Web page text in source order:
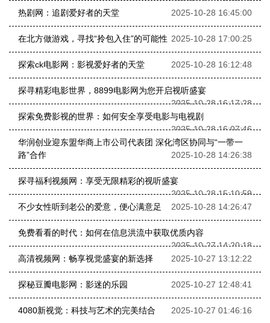
热剧网：追剧爱好者的天堂
2025-10-28 16:45:00
在北方做游戏，寻找“拎包入住”的可能性 2025-10-28 17:00:25
探索ck电影网：影视爱好者的天堂 2025-10-28 16:12:48
探寻精彩电影世界，8899电影网为您开启视听盛宴
2025-10-28 16:17:28
探索免费影视的世界：如何安全享受电影与电视剧
2025-10-28 16:07:46
华润创业迎东盟华商上市公司代表团 深化湾区协同与“一带一
路”合作
2025-10-28 14:26:38
探寻福利视频网：享受无限精彩的视听盛宴
2025-10-28 15:10:59
不少女性听到老公的爱意，便心满意足
2025-10-28 14:26:47
免费看看的时代：如何在信息洪流中获取优质内容
2025-10-27 14:20:18
高清视频网：畅享视觉盛宴的新选择
2025-10-27 13:12:22
探秘豆瓣电影网：影迷的乐园 2025-10-27 12:48:41
4080新视觉：科技与艺术的完美结合 2025-10-27 01:46:16